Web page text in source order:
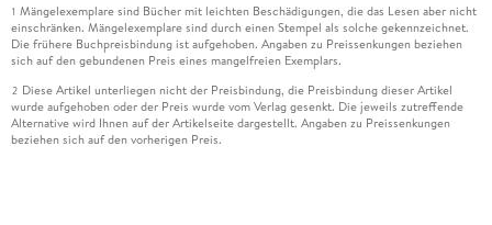
1 Mängelexemplare sind Bücher mit leichten Beschädigungen, die das Lesen aber nicht
einschränken. Mängelexemplare sind durch einen Stempel als solche gekennzeichnet.
Die frühere Buchpreisbindung ist aufgehoben. Angaben zu Preissenkungen beziehen
sich auf den gebundenen Preis eines mangelfreien Exemplars.
2 Diese Artikel unterliegen nicht der Preisbindung, die Preisbindung dieser Artikel
wurde aufgehoben oder der Preis wurde vom Verlag gesenkt. Die jeweils zutreffende
Alternative wird Ihnen auf der Artikelseite dargestellt. Angaben zu Preissenkungen
beziehen sich auf den vorherigen Preis.